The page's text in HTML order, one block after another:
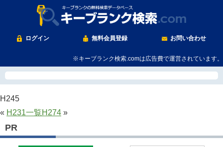
ログイン 無料会員登録 お問い合わせ
※キーブランク検索.comは広告費で運営されています。
H245
« H231一覧H274 »
PR